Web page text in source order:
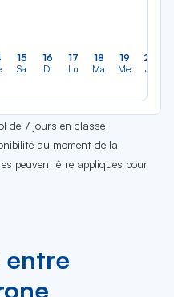
15
Sa
16
Di
17
Lu
18
Ma
19
Me
20
Je
de 7 jours en classe
au moment de la
peuvent être appliqués pour